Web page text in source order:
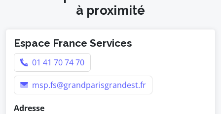
à proximité
Espace France Services
01 41 70 74 70
msp.fs@grandparisgrandest.fr
Adresse